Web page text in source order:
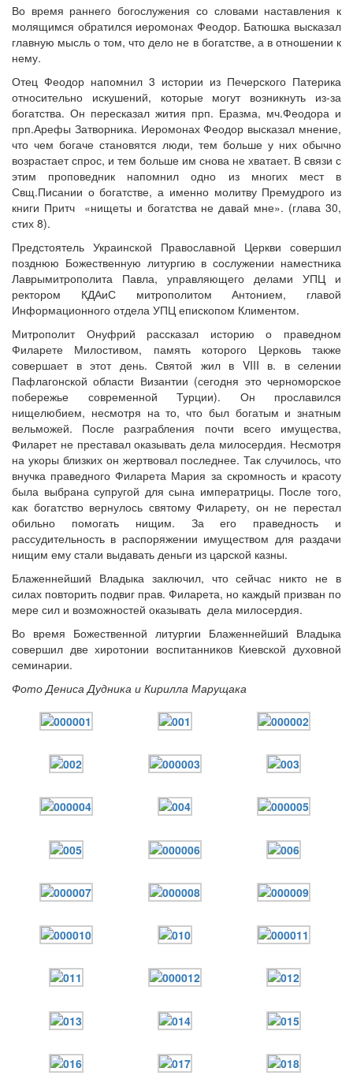
Во время раннего богослужения со словами наставления к
молящимся обратился иеромонах Феодор. Батюшка высказал
главную мысль о том, что дело не в богатстве, а в отношении к
нему.
Отец Феодор напомнил 3 истории из Печерского Патерика
относительно искушений, которые могут возникнуть из-за
богатства. Он пересказал жития прп. Еразма, мч.Феодора и
прп.Арефы Затворника. Иеромонах Феодор высказал мнение,
что чем богаче становятся люди, тем больше у них обычно
возрастает спрос, и тем больше им снова не хватает. В связи с
этим проповедник напомнил одно из многих мест в
Свщ.Писании о богатстве, а именно молитву Премудрого из
книги Притч «нищеты и богатства не давай мне». (глава 30,
стих 8).
Предстоятель Украинской Православной Церкви совершил
позднюю Божественную литургию в сослужении наместника
Лаврымитрополита Павла, управляющего делами УПЦ и
ректором КДАиС митрополитом Антонием, главой
Информационного отдела УПЦ епископом Климентом.
Митрополит Онуфрий рассказал историю о праведном
Филарете Милостивом, память которого Церковь также
совершает в этот день. Святой жил в VIII в. в селении
Пафлагонской области Византии (сегодня это черноморское
побережье современной Турции). Он прославился
нищелюбием, несмотря на то, что был богатым и знатным
вельможей. После разграбления почти всего имущества,
Филарет не преставал оказывать дела милосердия. Несмотря
на укоры близких он жертвовал последнее. Так случилось, что
внучка праведного Филарета Мария за скромность и красоту
была выбрана супругой для сына императрицы. После того,
как богатство вернулось святому Филарету, он не перестал
обильно помогать нищим. За его праведность и
рассудительность в распоряжении имуществом для раздачи
нищим ему стали выдавать деньги из царской казны.
Блаженнейший Владыка заключил, что сейчас никто не в
силах повторить подвиг прав. Филарета, но каждый призван по
мере сил и возможностей оказывать дела милосердия.
Во время Божественной литургии Блаженнейший Владыка
совершил две хиротонии воспитанников Киевской духовной
семинарии.
Фото Дениса Дудника и Кирилла Марущака